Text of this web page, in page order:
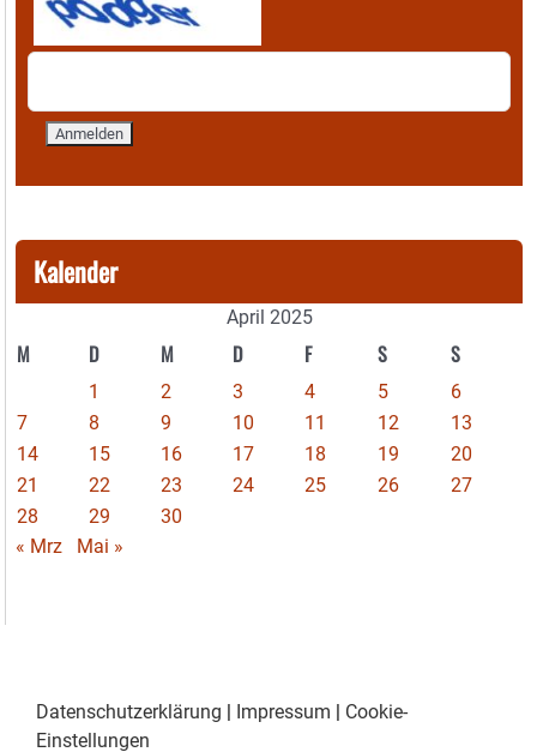
Kalender
April 2025
M D M D F S S
1 2 3 4 5
6
7
8 9 10 11 12
13
14
15 16 17 18 19
20
21
22 23 24 25 26
27
28
29
30
« Mrz
Mai »
Datenschutzerklärung | Impressum | Cookie-
Einstellungen